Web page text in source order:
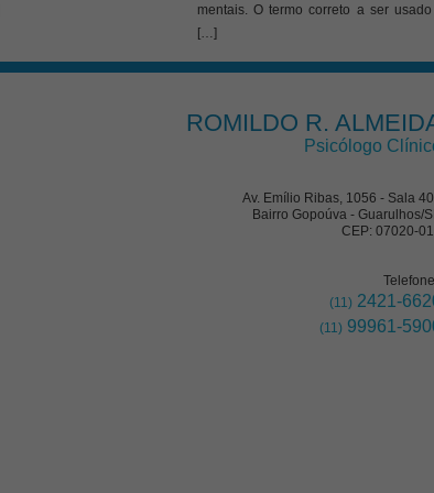
mentais. O termo correto a ser
[…]
ROMILDO R.
Psicólogo
Av. Emílio Ribas, 1056 - Sala
Bairro Gopoúva - Guarulhos/
CEP: 07020-
(11) 2421-
(11) 99961-